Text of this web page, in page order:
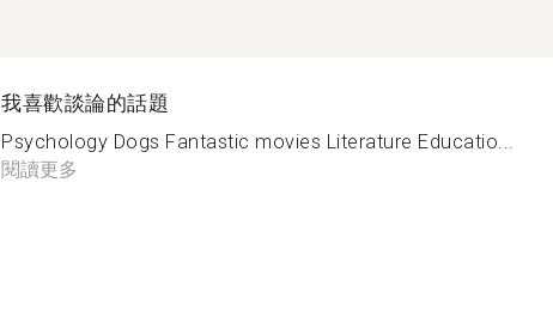
我喜歡談論的話題
Psychology Dogs Fantastic movies Literature Educatio...
閱讀更多